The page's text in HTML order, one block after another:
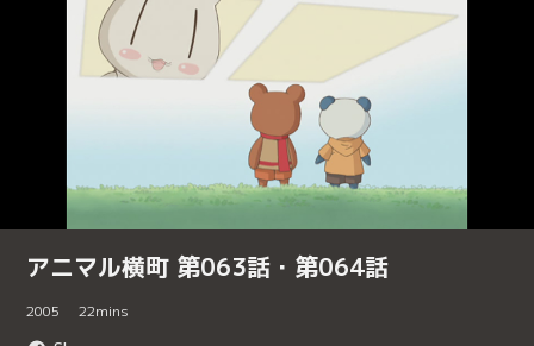
アニマル横町 第063話・第064話
2005 22mins